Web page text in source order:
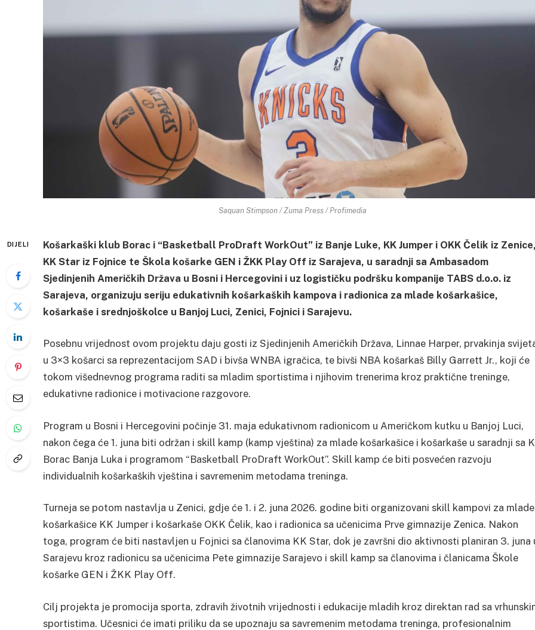
Saquan Stimpson / Zuma Press / Profimedia
DIJELI
Košarkaški klub Borac i “Basketball ProDraft WorkOut” iz Banje Luke, KK Jumper i OKK Čelik iz
KK Star iz Fojnice te Škola košarke GEN i ŽKK Play Off iz Sarajeva, u saradnji sa Ambasadom
Sjedinjenih Američkih Država u Bosni i Hercegovini i uz logističku podršku kompanije TABS d.o.o. iz
Sarajeva, organizuju seriju edukativnih košarkaških kampova i radionica za mlade košarkašice,
košarkaše i srednjoškolce u Banjoj Luci, Zenici, Fojnici i Sarajevu.
Posebnu vrijednost ovom projektu daju gosti iz Sjedinjenih Američkih Država, Linnae Harper, prvakinja
u 3×3 košarci sa reprezentacijom SAD i bivša WNBA igračica, te bivši NBA košarkaš Billy Garrett Jr., koji će
tokom višednevnog programa raditi sa mladim sportistima i njihovim trenerima kroz praktične treninge,
edukativne radionice i motivacione razgovore.
Program u Bosni i Hercegovini počinje 31. maja edukativnom radionicom u Američkom kutku u Banjoj Luci,
nakon čega će 1. juna biti održan i skill kamp (kamp vještina) za mlade košarkašice i košarkaše u saradnji sa
Borac Banja Luka i programom “Basketball ProDraft WorkOut”. Skill kamp će biti posvećen razvoju
individualnih košarkaških vještina i savremenim metodama treninga.
Turneja se potom nastavlja u Zenici, gdje će 1. i 2. juna 2026. godine biti organizovani skill kampovi za mlade
košarkašice KK Jumper i košarkaše OKK Čelik, kao i radionica sa učenicima Prve gimnazije Zenica. Nakon
toga, program će biti nastavljen u Fojnici sa članovima KK Star, dok je završni dio aktivnosti planiran 3. juna
Sarajevu kroz radionicu sa učenicima Pete gimnazije Sarajevo i skill kamp sa članovima i članicama Škole
košarke GEN i ŽKK Play Off.
Cilj projekta je promocija sporta, zdravih životnih vrijednosti i edukacije mladih kroz direktan rad sa
sportistima. Učesnici će imati priliku da se upoznaju sa savremenim metodama treninga, profesionalnim